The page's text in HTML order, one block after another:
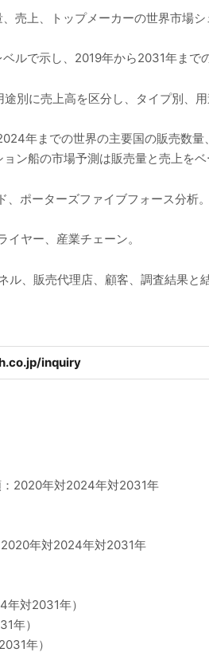
売上、トップメーカーの世界市場シ
ルで示し、2019年から2031年まで
別に売上高を区分し、タイプ別、用
年までの世界の主要国の販売数
ン船の市場予測は販売量と売上を
ポーターズファイブフォース分析。
ヤー、産業チェーン。
、販売代理店、顧客、調査結果と
inquiry
：2020年対2024年対2031年
2020年対2024年対2031年
対2031年）
年）
年）